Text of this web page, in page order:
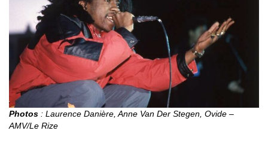
Photos : Laurence Danière, Anne Van Der Stegen, Ovide –
AMV/Le Rize